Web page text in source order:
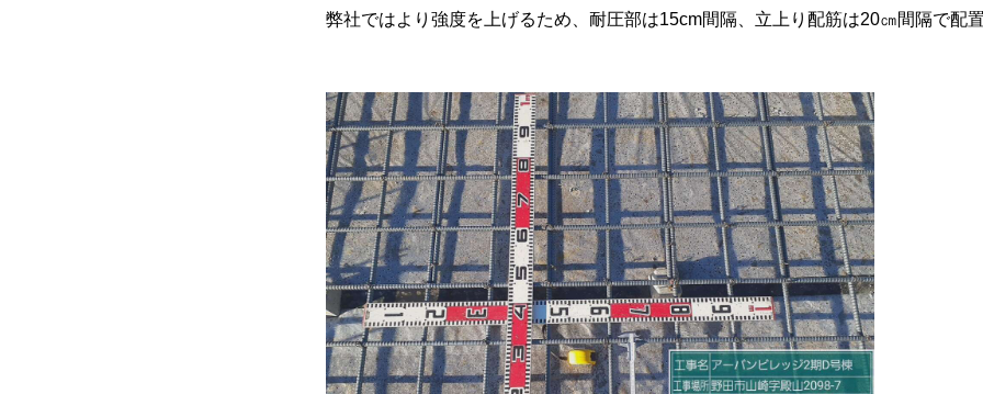
弊社ではより強度を上げるため、耐圧部は15cm間隔、立上り配筋は20㎝間隔で配置